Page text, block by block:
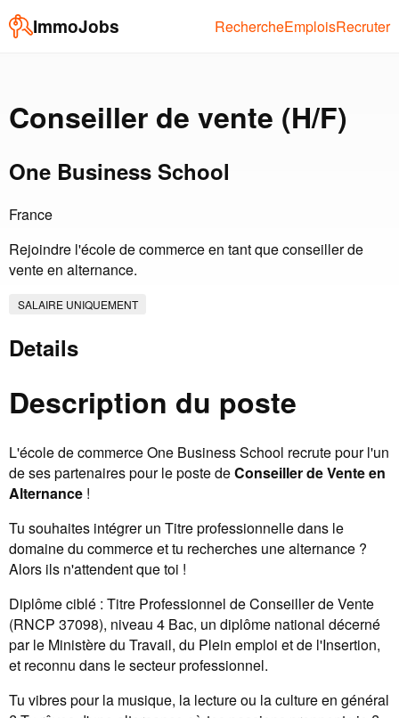
ImmoJobs RechercheEmploisRecruter
Conseiller de vente (H/F)
One Business School
France
Rejoindre l'école de commerce en tant que conseiller de
vente en alternance.
SALAIRE UNIQUEMENT
Details
Description du poste
L'école de commerce One Business School recrute pour l'un
de ses partenaires pour le poste deConseiller de Vente en
Alternance !
Tu souhaites intégrer un Titre professionnelle dans le
domaine du commerce et tu recherches une alternance ?
Alors ils n'attendent que toi !
Diplôme ciblé : Titre Professionnel de Conseiller de Vente
(RNCP 37098), niveau 4 Bac, un diplôme national décerné
par le Ministère du Travail, du Plein emploi et de l'Insertion,
et reconnu dans le secteur professionnel.
Tu vibres pour la musique, la lecture ou la culture en général